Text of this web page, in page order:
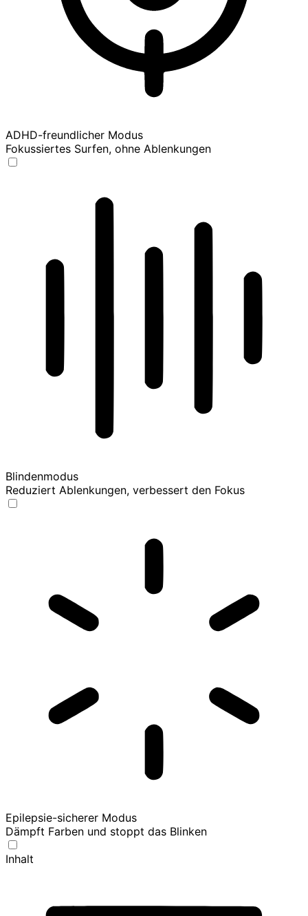
ADHD-freundlicher Modus
Fokussiertes Surfen, ohne Ablenkungen
Blindenmodus
Reduziert Ablenkungen, verbessert den Fokus
Epilepsie-sicherer Modus
Dämpft Farben und stoppt das Blinken
Inhalt